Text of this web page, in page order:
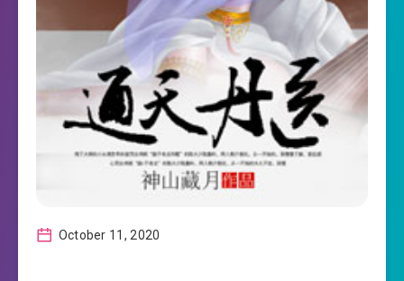
October 11, 2020